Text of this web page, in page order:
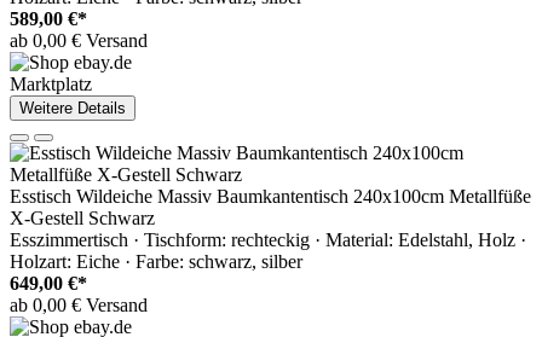
589,00 €*
ab 0,00 € Versand
Marktplatz
Weitere Details
Esstisch Wildeiche Massiv Baumkantentisch 240x100cm Metallfüße
X-Gestell Schwarz
Esszimmertisch · Tischform: rechteckig · Material: Edelstahl, Holz ·
Holzart: Eiche · Farbe: schwarz, silber
649,00 €*
ab 0,00 € Versand